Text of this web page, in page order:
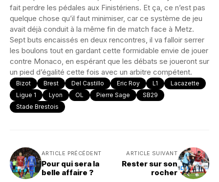
fait perdre les pédales aux Finistériens. Et ça, ce n’est pas
quelque chose qu’il faut minimiser, car ce système de jeu
avait déjà conduit à la même fin de match face à Metz.
Sept buts encaissés en deux rencontres, il va falloir serrer
les boulons tout en gardant cette formidable envie de jouer
contre Monaco, en espérant que les débats se joueront sur
un pied d’égalité cette fois avec un arbitre compétent.
Bizot Brest Del Castillo Eric Roy L1
Lacazette
Ligue 1
Lyon OL Pierre Sage
SB29
Stade Brestois
ARTICLE PRÉCÉDENT
Pour qui sera la
belle affaire ?
ARTICLE SUIVANT
Rester sur son
rocher